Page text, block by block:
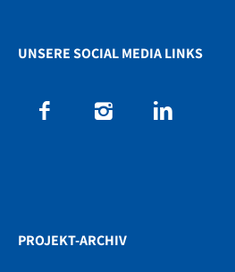
UNSERE SOCIAL MEDIA LINKS
PROJEKT-ARCHIV